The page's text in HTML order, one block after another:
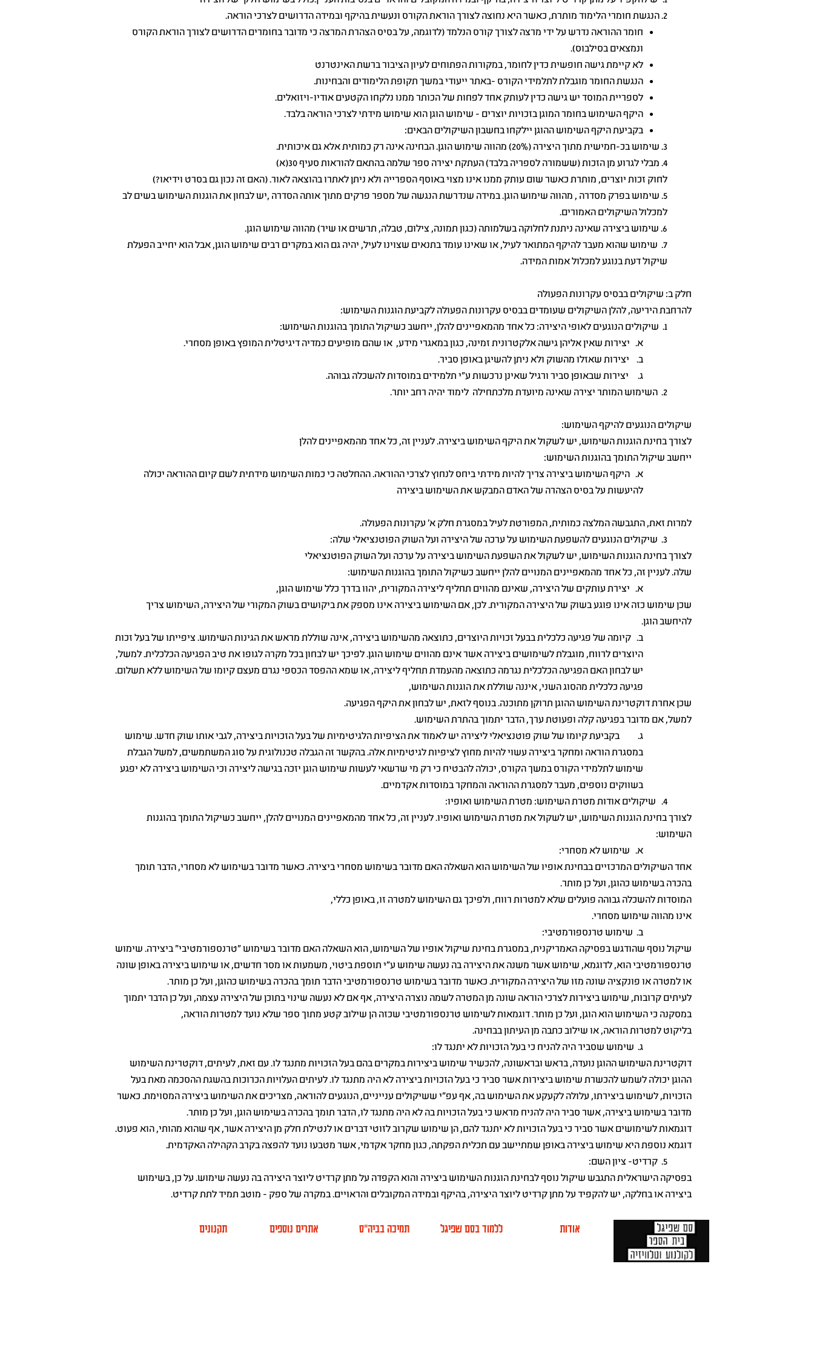
2. הנגשת חומרי הלימוד מותרת, כאשר היא נחוצה לצורך הוראת הקורס ונעשית בהיקף ובמידה הדרושים לצרכי הוראה.
חומר ההוראה נדרש על ידי מרצה לצורך קורס הנלמד (לדוגמה, על בסיס הצהרת המרצה כי מדובר בחומרים הדרושים לצורך הוראת הקורס
ונמצאים בסילבוס).
לא קיימת גישה חופשית כדין לחומר, במקורות הפתוחים לעיון הציבור ברשת האינטרנט
הנגשת החומר מוגבלת לתלמידי הקורס -באתר ייעודי במשך תקופת הלימודים והבחינות.
לספריית המוסד יש גישה כדין לעותק אחד לפחות של הכותר ממנו נלקחו הקטעים אודיו-ויזואלים.
היקף השימוש בחומר המוגן בזכויות יוצרים - שימוש הוגן הוא שימוש מידתי לצרכי הוראה בלבד.
בקביעת היקף השימוש ההוגן יילקחו בחשבון השיקולים הבאים:
3. שימוש בכ-חמישית מתוך היצירה (20%) מהווה שימוש הוגן. הבחינה אינה רק כמותית אלא גם איכותית.
4. מבלי לגרוע מן הזכות (ששמורה לספריה בלבד) העתקת יצירה ספר שלמה בהתאם להוראות סעיף 30(א)
לחוק זכות יוצרים, מותרת כאשר שום עותק ממנו אינו מצוי באוסף הספרייה ולא ניתן לאתרו בהוצאה לאור. (האם זה נכון גם בסרט וידיאו?)
5. שימוש בפרק מסדרה , מהווה שימוש הוגן. במידה שנדרשת הנגשה של מספר פרקים מתוך אותה הסדרה ,יש לבחון את הוגנות השימוש בשים לב
למכלול השיקולים האמורים.
6. שימוש ביצירה שאינה ניתנת לחלוקה בשלמותה (כגון תמונה, צילום, טבלה, תרשים או שיר) מהווה שימוש הוגן.
7. שימוש שהוא מעבר להיקף המתואר לעיל, או שאינו עומד בתנאים שצוינו לעיל, יהיה גם הוא במקרים רבים שימוש הוגן, אבל הוא יחייב הפעלת
שיקול דעת בנוגע למכלול אמות המידה.
חלק ב: שיקולים בבסיס עקרונות הפעולה
להרחבת היריעה, להלן השיקולים שעומדים בבסיס עקרונות הפעולה לקביעת הוגנות השימוש:
1. שיקולים הנוגעים לאופי היצירה: כל אחד מהמאפיינים להלן, ייחשב כשיקול התומך בהוגנות השימוש:
א. יצירות שאין אליהן גישה אלקטרונית זמינה, כגון במאגרי מידע, או שהם מופיעים כמדיה דיגיטלית המופץ באופן מסחרי.
ב. יצירות שאזלו מהשוק ולא ניתן להשיגן באופן סביר.
ג. יצירות שבאופן סביר ורגיל שאינן נרכשות ע"י תלמידים במוסדות להשכלה גבוהה.
2. השימוש המותר יצירה שאינה מיועדת מלכתחילה לימוד יהיה רחב יותר.
שיקולים הנוגעים להיקף השימוש:
לצורך בחינת הוגנות השימוש, יש לשקול את היקף השימוש ביצירה. לעניין זה, כל אחד מהמאפיינים להלן
ייחשב שיקול התומך בהוגנות השימוש:
א. היקף השימוש ביצירה צריך להיות מידתי ביחס לנחוץ לצרכי ההוראה. ההחלטה כי כמות השימוש מידתית לשם קיום ההוראה יכולה
להיעשות על בסיס הצהרה של האדם המבקש את השימוש ביצירה
למרות זאת, התגבשה המלצה כמותית, המפורטת לעיל במסגרת חלק א' עקרונות הפעולה.
3. שיקולים הנוגעים להשפעת השימוש על ערכה של היצירה ועל השוק הפוטנציאלי שלה:
לצורך בחינת הוגנות השימוש, יש לשקול את השפעת השימוש ביצירה על ערכה ועל השוק הפוטנציאלי
שלה. לעניין זה, כל אחד מהמאפיינים המנויים להלן ייחשב כשיקול התומך בהוגנות השימוש:
א. יצירת עותקים של היצירה, שאינם מהווים תחליף ליצירה המקורית, יהוו בדרך כלל שימוש הוגן,
שכן שימוש כזה אינו פוגע בשוק של היצירה המקורית. לכן, אם השימוש ביצירה אינו מספק את ביקושים בשוק המקורי של היצירה, השימוש צריך
להיחשב הוגן.
ב. קיומה של פגיעה כלכלית בבעל זכויות היוצרים, כתוצאה מהשימוש ביצירה, אינה שוללת מראש את הגינות השימוש. ציפייתו של בעל זכות
היוצרים לרווח, מוגבלת לשימושים ביצירה אשר אינם מהווים שימוש הוגן. לפיכך יש לבחון בכל מקרה לגופו את טיב הפגיעה הכלכלית. למשל,
יש לבחון האם הפגיעה הכלכלית נגרמה כתוצאה מהעמדת תחליף ליצירה, או שמא ההפסד הכספי נגרם מעצם קיומו של השימוש ללא תשלום.
פגיעה כלכלית מהסוג השני, איננה שוללת את הוגנות השימוש,
שכן אחרת דוקטרינת השימוש ההוגן תרוקן מתוכנה. בנוסף לזאת, יש לבחון את היקף הפגיעה.
למשל, אם מדובר בפגיעה קלה ופעוטת ערך, הדבר יתמוך בהתרת השימוש.
ג. בקביעת קיומו של שוק פוטנציאלי ליצירה יש לאמוד את הציפיות הלגיטימיות של בעל הזכויות ביצירה, לגבי אותו שוק חדש. שימוש
במסגרת הוראה ומחקר ביצירה עשוי להיות מחוץ לציפיות לגיטימיות אלה. בהקשר זה הגבלה טכנולוגית על סוג המשתמשים, למשל הגבלת
שימוש לתלמידי הקורס במשך הקורס, יכולה להבטיח כי רק מי שרשאי לעשות שימוש הוגן יזכה בגישה ליצירה וכי השימוש ביצירה לא יפגע
בשווקים נוספים, מעבר למסגרת ההוראה והמחקר במוסדות אקדמיים.
4. שיקולים אודות מטרת השימוש: מטרת השימוש ואופיו:
לצורך בחינת הוגנות השימוש, יש לשקול את מטרת השימוש ואופיו. לעניין זה, כל אחד מהמאפיינים המנויים להלן, ייחשב כשיקול התומך בהוגנות
השימוש:
א. שימוש לא מסחרי:
אחד השיקולים המרכזיים בבחינת אופיו של השימוש הוא השאלה האם מדובר בשימוש מסחרי ביצירה. כאשר מדובר בשימוש לא מסחרי, הדבר תומך
בהכרה בשימוש כהוגן, ועל כן מותר.
המוסדות להשכלה גבוהה פועלים שלא למטרות רווח, ולפיכך גם השימוש למטרה זו, באופן כללי,
אינו מהווה שימוש מסחרי.
ב. שימוש טרנספורמטיבי:
שיקול נוסף שהודגש בפסיקה האמריקנית, במסגרת בחינת שיקול אופיו של השימוש, הוא השאלה האם מדובר בשימוש "טרנספורמטיבי" ביצירה. שימוש
טרנספורמטיבי הוא, לדוגמא, שימוש אשר משנה את היצירה בה נעשה שימוש ע"י תוספת ביטוי, משמעות או מסר חדשים, או שימוש ביצירה באופן שונה
או למטרה או פונקציה שונה מזו של היצירה המקורית. כאשר מדובר בשימוש טרנספורמטיבי הדבר תומך בהכרה בשימוש כהוגן, ועל כן מותר.
לעיתים קרובות, שימוש ביצירות לצרכי הוראה שונה מן המטרה לשמה נוצרה היצירה, אף אם לא נעשה שינוי בתוכן של היצירה עצמה, ועל כן הדבר יתמוך
במסקנה כי השימוש הוא הוגן, ועל כן מותר. דוגמאות לשימוש טרנספורמטיבי שכזה הן שילוב קטע מתוך ספר שלא נועד למטרות הוראה,
בליקוט למטרות הוראה, או שילוב כתבה מן העיתון בבחינה.
ג. שימוש שסביר היה להניח כי בעל הזכויות לא יתנגד לו:
דוקטרינת השימוש ההוגן נועדה, בראש ובראשונה, להכשיר שימוש ביצירות במקרים בהם בעל הזכויות מתנגד לו. עם זאת, לעיתים, דוקטרינת השימוש
ההוגן יכולה לשמש להכשרת שימוש ביצירות אשר סביר כי בעל הזכויות ביצירה לא היה מתנגד לו. לעיתים העלויות הכרוכות בהשגת ההסכמה מאת בעל
הזכויות, לשימוש ביצירתו, עלולה לקעקע את השימוש בה, אף עפ"י ששיקולים ענייניים, הנוגעים להוראה, מצריכים את השימוש ביצירה המסוימת. כאשר
מדובר בשימוש ביצירה, אשר סביר היה להניח מראש כי בעל הזכויות בה לא היה מתנגד לו, הדבר תומך בהכרה בשימוש הוגן, ועל כן מותר.
דוגמאות לשימושים אשר סביר כי בעל הזכויות לא יתנגד להם, הן שימוש שקרוב לזוטי דברים או לנטילת חלק מן היצירה אשר, אף שהוא מהותי, הוא פעוט.
דוגמא נוספת היא שימוש ביצירה באופן שמתיישב עם תכלית הפקתה, כגון מחקר אקדמי, אשר מטבעו נועד להפצה בקרב הקהילה האקדמית.
5. קרדיט- ציון השם:
בפסיקה הישראלית התגבש שיקול נוסף לבחינת הוגנות השימוש ביצירה והוא הקפדה על מתן קרדיט ליוצר היצירה בה נעשה שימוש. על כן, בשימוש
ביצירה או בחלקה, יש להקפיד על מתן קרדיט ליוצר היצירה, בהיקף ובמידה המקובלים והראויים. במקרה של ספק - מוטב תמיד לתת קרדיט.
תקנונים אתרים נוספים תמיכה בביה"ס ללמוד בסם שפיגל אודות